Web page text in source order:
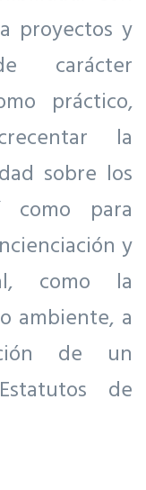
proyectos y
carácter
práctico,
la
sobre los
como para
y
como la
ambiente, a
de un
de